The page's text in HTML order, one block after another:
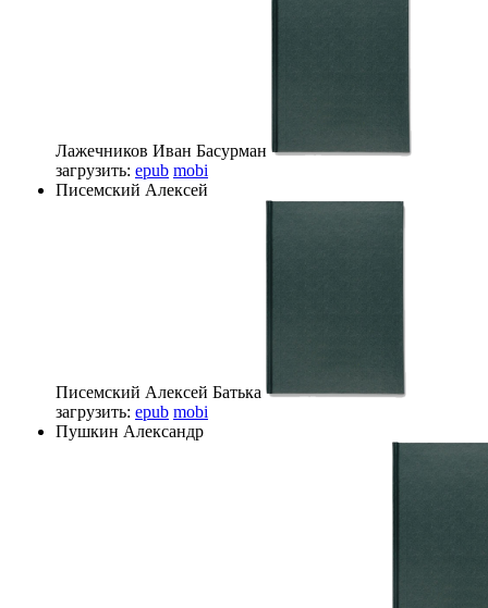
Лажечников Иван Басурман
загрузить: epub mobi
Писемский Алексей
Писемский Алексей Батька
загрузить: epub mobi
Пушкин Александр